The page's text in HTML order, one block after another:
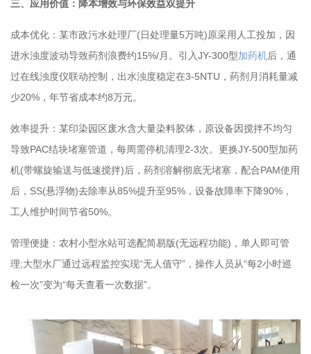
三、应用价值：降本增效与环保效益双提升
成本优化：某市政污水处理厂(日处理量5万吨)原采用人工投加，因
进水浊度波动导致药剂浪费约15%/月。引入JY-300型加药机后，通
过在线浊度仪联动控制，出水浊度稳定在3-5NTU，药剂月消耗量减
少20%，年节省成本约8万元。
效率提升：某印染园区废水含大量染料胶体，原设备因搅拌不均匀
导致PAC结块堵塞管道，每周需停机清理2-3次。更换JY-500型加药
机(带螺旋输送与低速搅拌)后，药剂溶解彻底无堵塞，配合PAM使用
后，SS(悬浮物)去除率从85%提升至95%，设备故障率下降90%，
工人维护时间节省50%。
管理便捷：农村小型水站可选配简易版(无远程功能)，单人即可管
理;大型水厂通过远程监控实现“无人值守”，操作人员从“每2小时巡
检一次”变为“每天查看一次数据”。